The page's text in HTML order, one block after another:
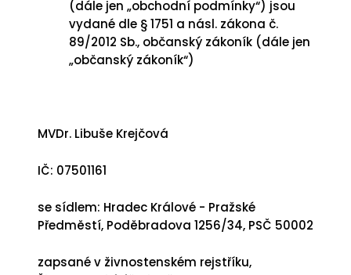
(dále jen „obchodní podmínky“) jsou
vydané dle § 1751 a násl. zákona č.
89/2012 Sb., občanský zákoník (dále jen
„občanský zákoník“)
MVDr. Libuše Krejčová
IČ: 07501161
se sídlem: Hradec Králové - Pražské
Předměstí, Poděbradova 1256/34, PSČ 50002
zapsané v živnostenském rejstříku,